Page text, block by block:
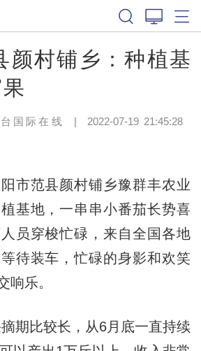
颜村铺乡：种植基
国际在线 | 2022-07-19 21:45:28
范县颜村铺乡豫群丰农业
基地，一串串小番茄长势喜
员穿梭忙碌，来自全国各地
待装车，忙碌的身影和欢笑
响乐。
比较长，从6月底一直持续